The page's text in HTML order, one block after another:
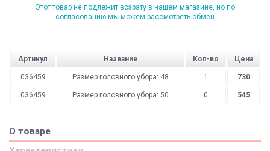
Этот товар не подлежит возрату в нашем магазине, но по
согласованию мы можем рассмотреть обмен
Артикул Название Кол-во Цена
036459 Размер головного убора: 48 1 730
036459 Размер головного убора: 50 0 545
О товаре